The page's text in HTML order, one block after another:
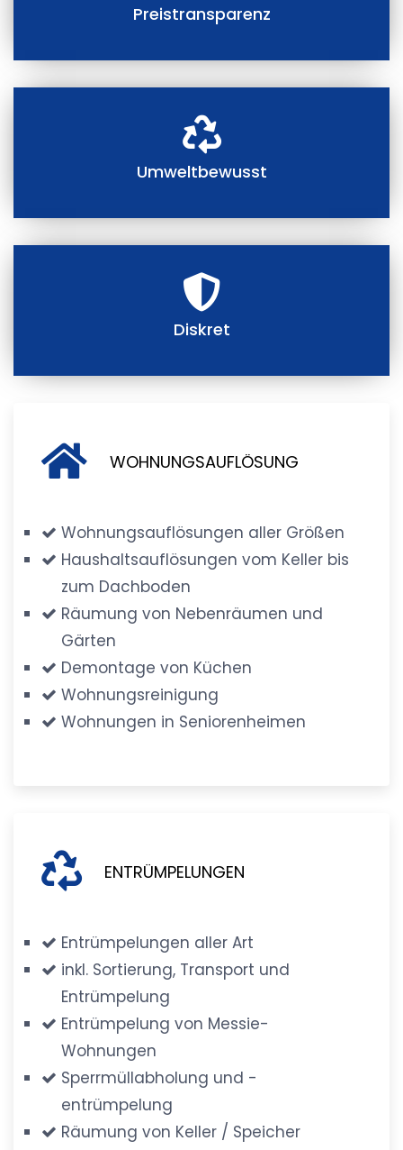
Preistransparenz
Umweltbewusst
Diskret
WOHNUNGSAUFLÖSUNG
Wohnungsauflösungen aller Größen
Haushaltsauflösungen vom Keller bis
zum Dachboden
Räumung von Nebenräumen und
Gärten
Demontage von Küchen
Wohnungsreinigung
Wohnungen in Seniorenheimen
ENTRÜMPELUNGEN
Entrümpelungen aller Art
inkl. Sortierung, Transport und
Entrümpelung
Entrümpelung von Messie-
Wohnungen
Sperrmüllabholung und -
entrümpelung
Räumung von Keller / Speicher